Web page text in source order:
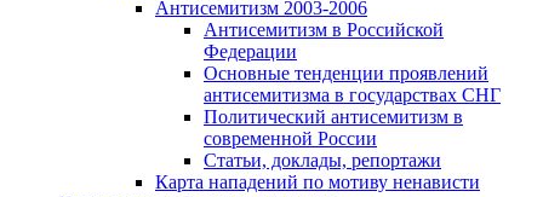
Антисемитизм 2003-2006
Антисемитизм в Российской
Федерации
Основные тенденции проявлений
антисемитизма в государствах СНГ
Политический антисемитизм в
современной России
Статьи, доклады, репортажи
Карта нападений по мотиву ненависти